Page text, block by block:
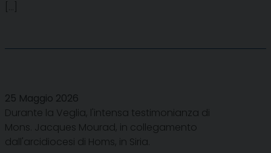
25 Maggio 2026
Durante la Veglia, l'intensa testimonianza di
Mons. Jacques Mourad, in collegamento
dall'arcidiocesi di Homs, in Siria.